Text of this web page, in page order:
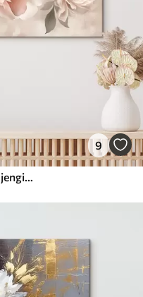
9
Abstraktne roosades toonides pojengide kimp